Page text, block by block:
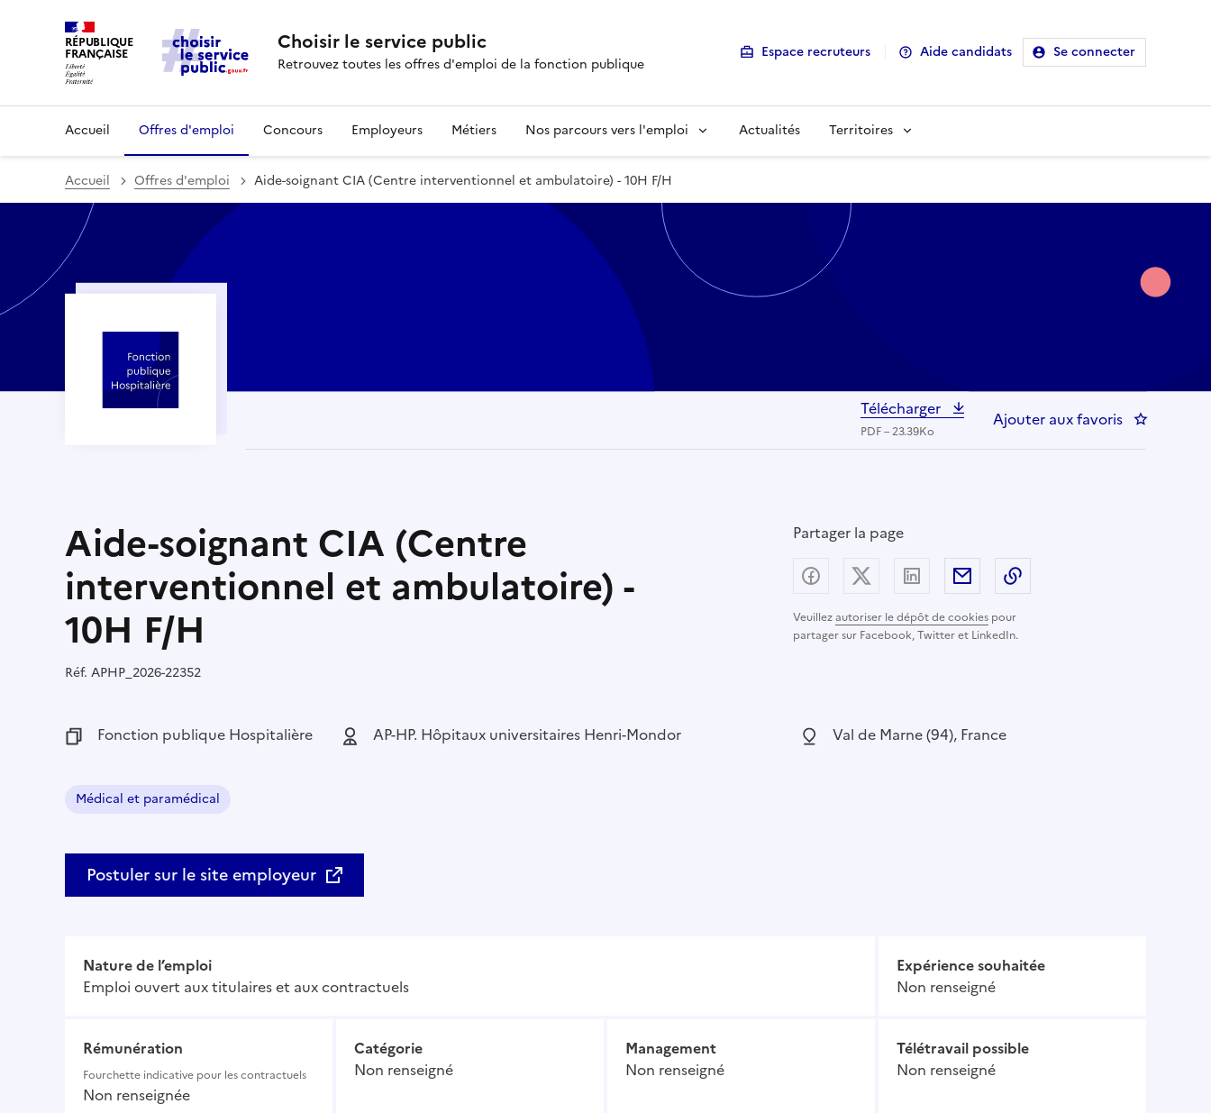
RÉPUBLIQUE
FRANÇAISE Choisir le service public
Retrouvez toutes les offres d'emploi de la fonction publique
Espace recruteurs Aide candidats Se connecter
Accueil Offres d'emploi Concours Employeurs Métiers Nos parcours vers l'emploi Actualités Territoires
Accueil Offres d'emploi Aide-soignant CIA (Centre interventionnel et ambulatoire) - 10H F/H
Télécharger
PDF – 23.39Ko
Ajouter aux favoris : Aide-
Aide-soignant CIA (Centre
interventionnel et ambulatoire) -
10H F/H
Partager la page
Veuillezautoriser le dépôt de cookies pour
partager sur Facebook, Twitter et LinkedIn.
Partager sur Facebook
Partager sur X (anciennement Twitter) -
Partager sur LinkedIn
Partager par email
Réf. Référence :
APHP_2026-22352
Fonction publique :
Fonction publique Hospitalière Employeur :
AP-HP. Hôpitaux universitaires Henri-Mondor Localisation :
Val de Marne (94), France
Médical et paramédical
Postuler sur le site employeur
Nature de l’emploi
Emploi ouvert aux titulaires et aux contractuels
Expérience souhaitée
Non renseigné
Rémunération
Fourchette indicative pour les contractuels
Non renseignée
Catégorie
Non renseigné
Management
Non renseigné
Télétravail possible
Non renseigné